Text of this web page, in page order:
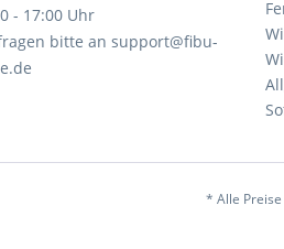
- 17:00 Uhr
bitte an support@fibu-
* Alle